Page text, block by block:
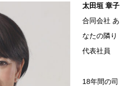
太田垣 章子
合同会社 あ
なたの隣り
代表社員
18年間の司